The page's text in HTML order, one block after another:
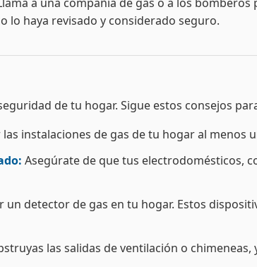
lo haya revisado y considerado seguro.
de tu hogar. Sigue estos consejos
las instalaciones de gas de tu hogar al
Asegúrate de que tus electrodomésticos,
un detector de gas en tu hogar. Estos
las salidas de ventilación o